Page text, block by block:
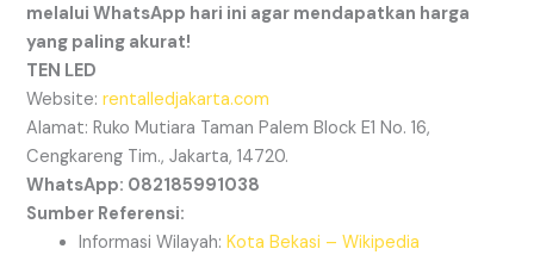
melalui WhatsApp hari ini agar mendapatkan harga
yang paling akurat!
TEN LED
Website:rentalledjakarta.com
Alamat: Ruko Mutiara Taman Palem Block E1 No. 16,
Cengkareng Tim., Jakarta, 14720.
WhatsApp: 082185991038
Sumber Referensi:
Informasi Wilayah:Kota Bekasi – Wikipedia